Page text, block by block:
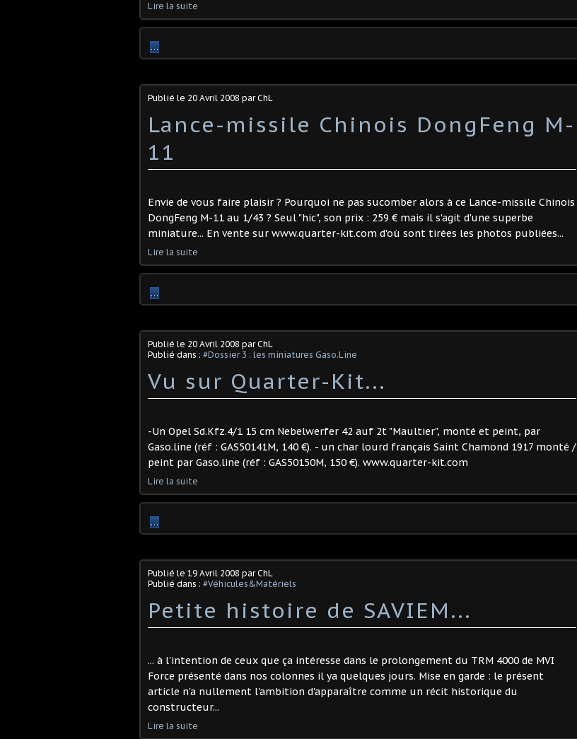
Lire la suite
…
Publié le 20 Avril 2008 par ChL
Lance-missile Chinois DongFeng M-
11
Envie de vous faire plaisir ? Pourquoi ne pas sucomber alors à ce Lance-missile Chinois
DongFeng M-11 au 1/43 ? Seul "hic", son prix : 259 € mais il s'agit d'une superbe
miniature... En vente sur www.quarter-kit.com d'où sont tirées les photos publiées...
Lire la suite
…
Publié le 20 Avril 2008 par ChL
Publié dans : #Dossier 3 : les miniatures Gaso.Line
Vu sur Quarter-Kit...
-Un Opel Sd.Kfz.4/1 15 cm Nebelwerfer 42 auf 2t "Maultier", monté et peint, par
Gaso.line (réf : GAS50141M, 140 €). - un char lourd français Saint Chamond 1917 monté /
peint par Gaso.line (réf : GAS50150M, 150 €). www.quarter-kit.com
Lire la suite
…
Publié le 19 Avril 2008 par ChL
Publié dans : #Véhicules&Matériels
Petite histoire de SAVIEM...
... à l'intention de ceux que ça intéresse dans le prolongement du TRM 4000 de MVI
Force présenté dans nos colonnes il ya quelques jours. Mise en garde : le présent
article n'a nullement l'ambition d'apparaître comme un récit historique du
constructeur...
Lire la suite